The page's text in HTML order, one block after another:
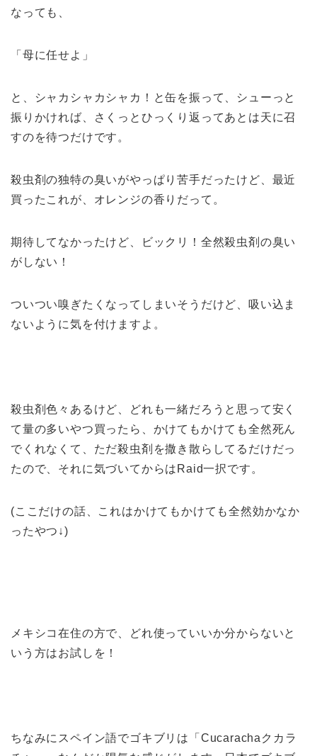
なっても、
「母に任せよ」
と、シャカシャカシャカ！と缶を振って、シューっと
振りかければ、さくっとひっくり返ってあとは天に召
すのを待つだけです。
殺虫剤の独特の臭いがやっぱり苦手だったけど、最近
買ったこれが、オレンジの香りだって。
期待してなかったけど、ビックリ！全然殺虫剤の臭い
がしない！
ついつい嗅ぎたくなってしまいそうだけど、吸い込ま
ないように気を付けますよ。
殺虫剤色々あるけど、どれも一緒だろうと思って安く
て量の多いやつ買ったら、かけてもかけても全然死ん
でくれなくて、ただ殺虫剤を撒き散らしてるだけだっ
たので、それに気づいてからはRaid一択です。
(ここだけの話、これはかけてもかけても全然効かなか
ったやつ↓)
メキシコ在住の方で、どれ使っていいか分からないと
いう方はお試しを！
ちなみにスペイン語でゴキブリは「Cucarachaクカラ